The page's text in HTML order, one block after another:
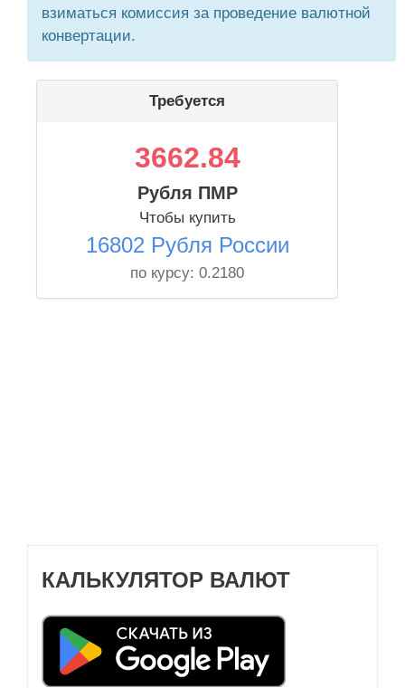
взиматься комиссия за проведение валютной
конвертации.
Требуется
3662.84
Рубля ПМР
Чтобы купить
16802 Рубля России
по курсу: 0.2180
КАЛЬКУЛЯТОР ВАЛЮТ